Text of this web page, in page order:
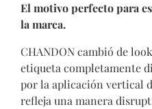
El motivo perfecto para
la marca.
CHANDON cambió de
etiqueta completamente
por la aplicación vertical
refleja una manera